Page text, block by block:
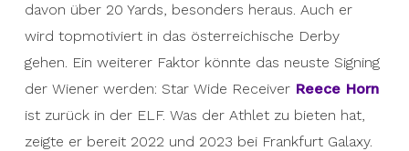
davon über 20 Yards, besonders heraus. Auch er
wird topmotiviert in das österreichische Derby
gehen. Ein weiterer Faktor könnte das neuste Signing
der Wiener werden: Star Wide Receiver Reece Horn
ist zurück in der ELF. Was der Athlet zu bieten hat,
zeigte er bereit 2022 und 2023 bei Frankfurt Galaxy.